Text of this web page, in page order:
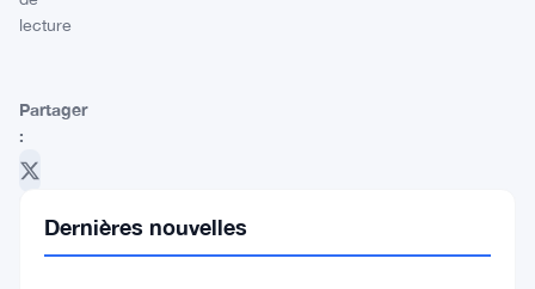
lecture
Partager
:
Dernières nouvelles